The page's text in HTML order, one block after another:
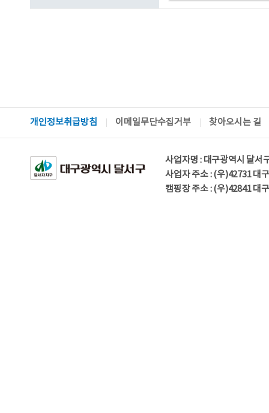
개인정보취급방침 이메일무단수집거부 찾아오시는 길
사업자명 : 대구광역시 달
사업자 주소 : (우)42731 대
캠핑장 주소 : (우)42841